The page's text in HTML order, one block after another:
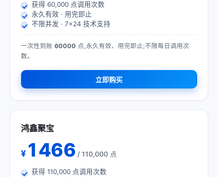
获得 60,000 点调用次数
永久有效 · 用完即止
不限并发 · 7×24 技术支持
一次性到账 60000 点,永久有效、用完即止;不限每日调用次
数。
立即购买
鸿鑫聚宝
¥ 1466 / 110,000 点
获得 110,000 点调用次数